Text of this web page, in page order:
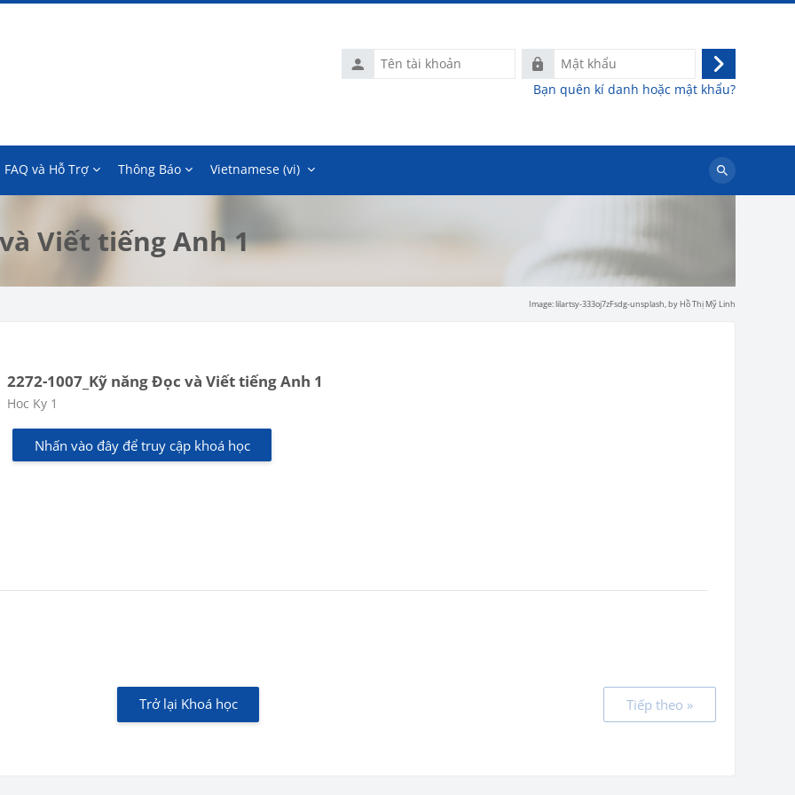
Tên
tài
Mật
khẩu
Đăng
nhập
Bạn quên kí danh hoặc mật khẩu?
FAQ và Hỗ Trợ Thông Báo Vietnamese ‎(vi)‎
Tìm
Viết tiếng Anh 1
Image: lilartsy-333oj7zFsdg-unsplash,by Hồ Thị Mỹ Linh
2272-1007_Kỹ năng Đọc và Viết tiếng Anh 1
Các loại khóa học
Hoc Ky 1
Nhấn vào đây để truy cập khoá học
Trở lại Khoá học Tiếp theo »